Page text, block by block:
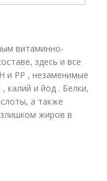
витаминно-
здесь и все
и РР , незаменимые
калий и йод . Белки,
а также
жиров в